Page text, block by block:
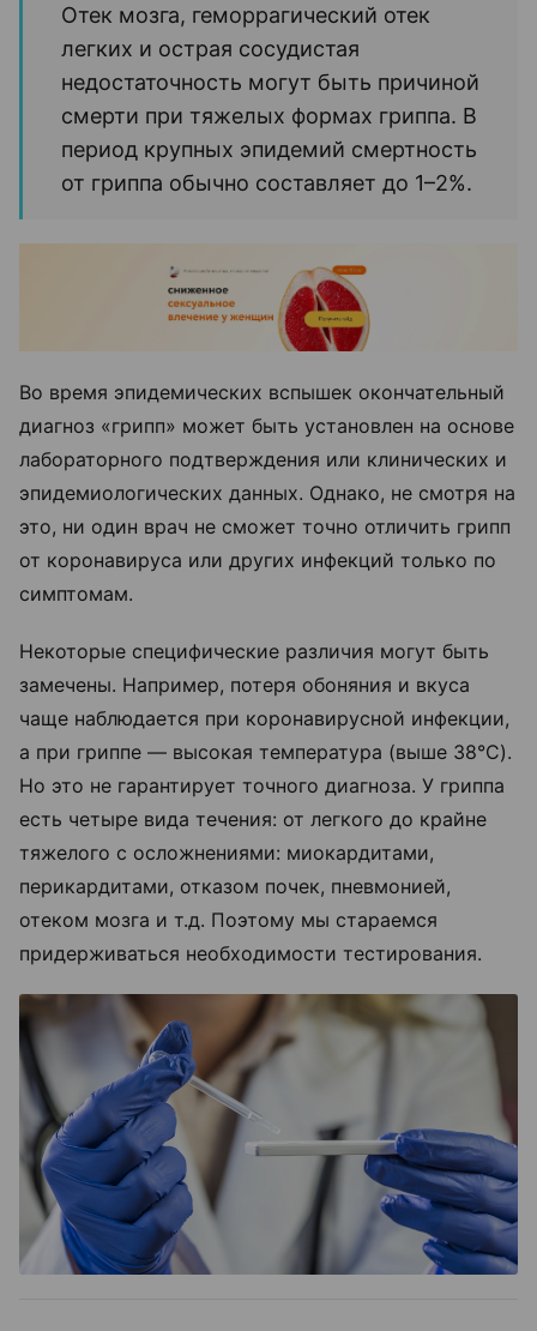
Отек мозга, геморрагический отек
легких и острая сосудистая
недостаточность могут быть причиной
смерти при тяжелых формах гриппа. В
период крупных эпидемий смертность
от гриппа обычно составляет до 1–2%.
Во время эпидемических вспышек окончательный
диагноз «грипп» может быть установлен на основе
лабораторного подтверждения или клинических и
эпидемиологических данных. Однако, не смотря на
это, ни один врач не сможет точно отличить грипп
от коронавируса или других инфекций только по
симптомам.
Некоторые специфические различия могут быть
замечены. Например, потеря обоняния и вкуса
чаще наблюдается при коронавирусной инфекции,
а при гриппе — высокая температура (выше 38°C).
Но это не гарантирует точного диагноза. У гриппа
есть четыре вида течения: от легкого до крайне
тяжелого с осложнениями: миокардитами,
перикардитами, отказом почек, пневмонией,
отеком мозга и т.д. Поэтому мы стараемся
придерживаться необходимости тестирования.